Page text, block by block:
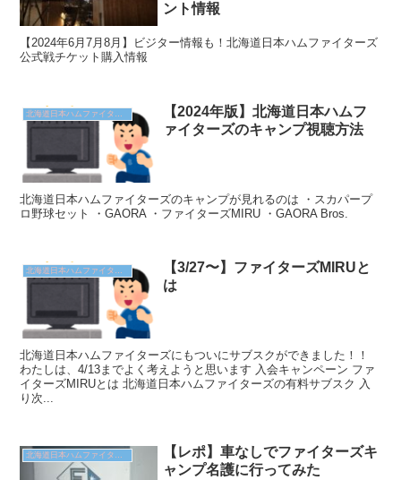
ント情報
【2024年6月7月8月】ビジター情報も！北海道日本ハムファイターズ
公式戦チケット購入情報
北海道日本ハムファイターズ
【2024年版】北海道日本ハムフ
ァイターズのキャンプ視聴方法
北海道日本ハムファイターズのキャンプが見れるのは ・スカパープ
ロ野球セット ・GAORA ・ファイターズMIRU ・GAORA Bros.
【3/27〜】ファイターズMIRUと
は
北海道日本ハムファイターズにもついにサブスクができました！！
わたしは、4/13までよく考えようと思います 入会キャンペーン ファ
イターズMIRUとは 北海道日本ハムファイターズの有料サブスク 入
り次...
北海道日本ハムファイターズ
【レポ】車なしでファイターズキ
ャンプ名護に行ってみた